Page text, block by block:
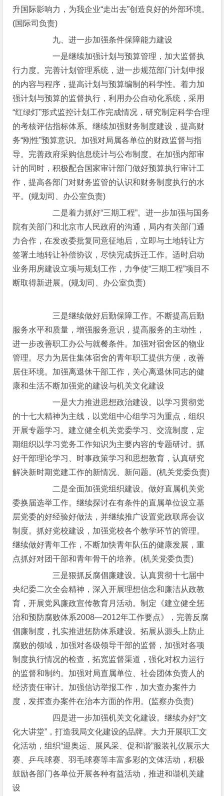
升国际影响力，为我企业“走出去”创造良好的外部环境。
(国际司负责)
九、进一步加强条件保障能力建设
一是继续加强计划与预算管理，加大监督执
行力度。完善计划管理系统，进一步规范部门计划申报
的内容与程序，提高计划与预算编制的科学性。着力加
强计划与预算的监督执行，利用办公自动化系统，采用
“红绿灯”形式监控计划工作完成情况，研究制定科学合理
的考核评估指标体系。继续加强财务制度建设，提高财
务“刚性”预算意识。加强对局属各单位的财政监督与指
导。完善政府采购信息统计与公布制度。在加强内部审
计的同时，积极配合国家审计部门做好预算执行审计工
作，提高各部门对财务监管的认识和财务制度执行的水
平。(规划司、办公室负责)
二是着力抓好“三期工程”。进一步加强与国务
院有关部门和北京市人民政府的沟通，局内有关部门通
力合作，在发改委批复同意征地后，立即与土地转让方
签署土地转让补偿协议，尽快完成拆迁工作。适时启动
业务用房建设立项与规划工作，力争使“三期工程”项目不
断取得新进展。(规划司、办公室负责)
三是继续做好后勤保障工作。不断提高后勤
服务水平和质量，增强服务意识，提高服务的主动性，
进一步改善职工办公与就餐条件。加强对宿舍区的物业
管理。尽力为居住集体宿舍的青年职工提供方便，改善
居住环境。加强离退休干部工作，关心离退休同志的健
康和生活不断加强党的建设与机关文化建设
一是大力推进思想政治建设。以学习贯彻党
的十七大精神为主线，以党组中心组学习为重点，组织
开展专题学习。建立健全机关党委学习、交流制度，定
期组织以学习党务工作知识为主要内容的专题研讨。抓
好干部理论学习、时事政策学习和思想教育，认真研究
解决新时期党建工作的新情况、新问题。(机关党委负责)
二是全面加强党组织建设。做好直属机关党
委换届选举工作。继续探讨在有条件的直属单位设立基
层党委的好经验好做法，并继续推广设置党政联席会议
制度。抓好党校建设，加强党校各个教学环节的管理。
继续做好青年工作，不断加快青年队伍的健康发展，重
点抓好对团干部和青年骨干的培养。(机关党委负责)
三是狠抓反腐倡廉建设。认真贯彻十七届中
央纪委二次全会精神，深入开展理想信念和廉洁从政教
育，开展党风廉政宣传教育月活动。制定《建立健全惩
治和预防腐败体系2008—2012年工作要点》，完善反腐
倡廉制度，扎实推进惩防体系建设。拓展从源头上防止
腐败的领域，加强对各级领导干部的监督，加强对各项
制度执行情况的检查，拓宽监督渠道，强化对权力运行
的监督和制约。加强对局直属单位、社会团体负责人的
经济责任审计。加强信访举报工作，加大查办案件力
度，发挥查办案件在治本方面的作用。(监察办负责)
四是进一步加强机关文化建设。继续办好“文
化大讲堂”，打造我局文化建设的品牌。大力开展职工文
化活动，组织“迎奥运、展风采、促和谐”服装礼仪展示大
赛、乒乓球赛、羽毛球赛等丰富多彩的文体活动，积极
鼓励各部门各单位开展各种有益活动，推进和谐机关建
设